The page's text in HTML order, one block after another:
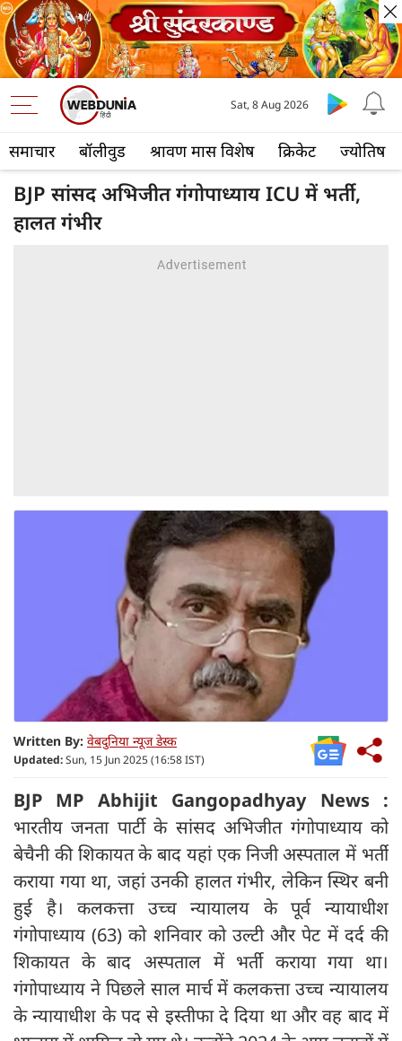
समाचार बॉलीवुड श्रावण मास विशेष क्रिकेट ज्योतिष
Sat, 8 Aug 2026
BJP सांसद अभिजीत गंगोपाध्याय ICU में भर्ती,
हालत गंभीर
Written By: वेबदुनिया न्यूज डेस्क
Updated:Sun, 15 Jun 2025 (16:58 IST)
BJP MP Abhijit Gangopadhyay News :
भारतीय जनता पार्टी के सांसद अभिजीत गंगोपाध्याय को
बेचैनी की शिकायत के बाद यहां एक निजी अस्पताल में भर्ती
कराया गया था, जहां उनकी हालत गंभीर, लेकिन स्थिर बनी
हुई है। कलकत्ता उच्च न्यायालय के पूर्व न्यायाधीश
गंगोपाध्याय (63) को शनिवार को उल्टी और पेट में दर्द की
शिकायत के बाद अस्पताल में भर्ती कराया गया था।
गंगोपाध्याय ने पिछले साल मार्च में कलकत्ता उच्च न्यायालय
के न्यायाधीश के पद से इस्तीफा दे दिया था और वह बाद में